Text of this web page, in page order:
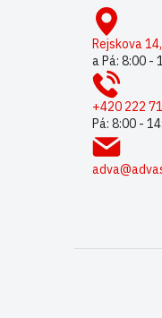
Rejskova
a Pá: 8:00 -
+420 222
Pá: 8:00 -